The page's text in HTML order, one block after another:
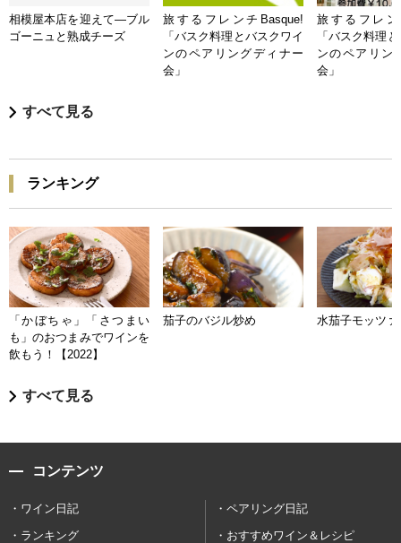
相模屋本店を迎えて―ブル
ゴーニュと熟成チーズ
旅するフレンチBasque!
「バスク料理とバスクワイ
ンのペアリングディナー
会」
旅するフレン
「バスク料理
ンのペアリン
会」
すべて見る
ランキング
「かぼちゃ」「さつまい
も」のおつまみでワインを
飲もう！【2022】
茄子のバジル炒め 水茄子モッツァ
すべて見る
コンテンツ
ワイン日記
ペアリング日記
ランキング
おすすめワイン＆レシピ